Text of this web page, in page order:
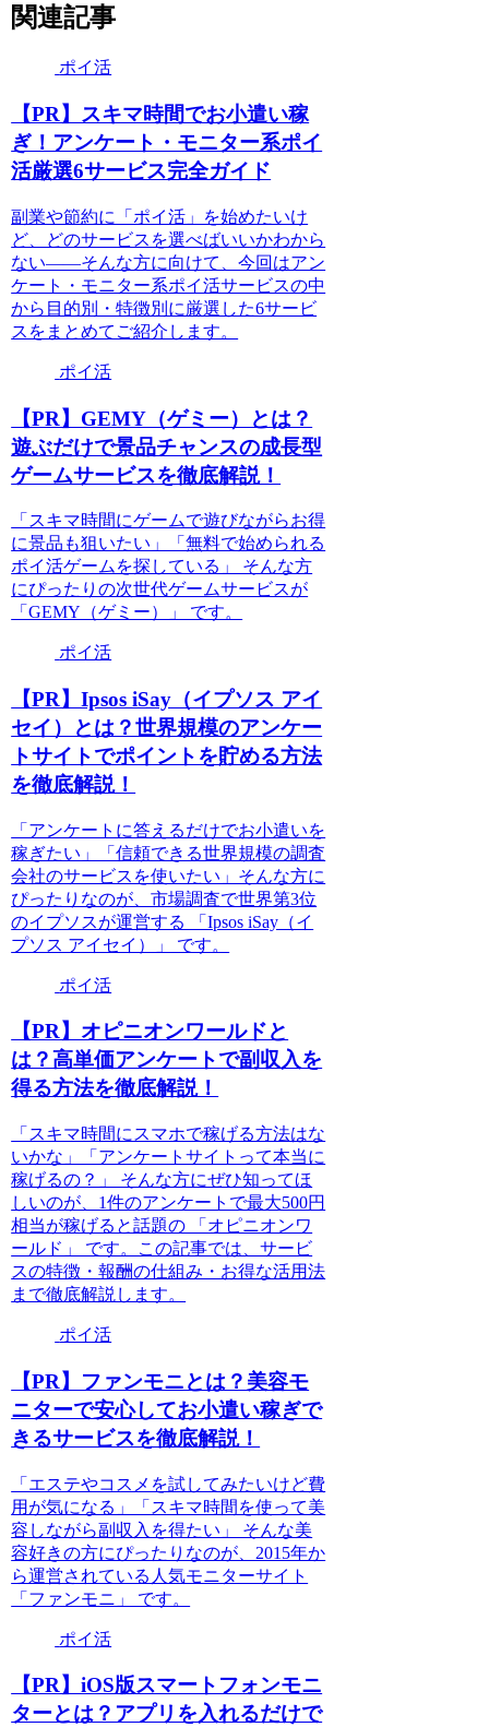
関連記事
ポイ活
【PR】スキマ時間でお小遣い稼
ぎ！アンケート・モニター系ポイ
活厳選6サービス完全ガイド
副業や節約に「ポイ活」を始めたいけ
ど、どのサービスを選べばいいかわから
ない——そんな方に向けて、今回はアン
ケート・モニター系ポイ活サービスの中
から目的別・特徴別に厳選した6サービ
スをまとめてご紹介します。
ポイ活
【PR】GEMY（ゲミー）とは？
遊ぶだけで景品チャンスの成長型
ゲームサービスを徹底解説！
「スキマ時間にゲームで遊びながらお得
に景品も狙いたい」「無料で始められる
ポイ活ゲームを探している」 そんな方
にぴったりの次世代ゲームサービスが
「GEMY（ゲミー）」 です。
ポイ活
【PR】Ipsos iSay（イプソス アイ
セイ）とは？世界規模のアンケー
トサイトでポイントを貯める方法
を徹底解説！
「アンケートに答えるだけでお小遣いを
稼ぎたい」「信頼できる世界規模の調査
会社のサービスを使いたい」そんな方に
ぴったりなのが、市場調査で世界第3位
のイプソスが運営する 「Ipsos iSay（イ
プソス アイセイ）」 です。
ポイ活
【PR】オピニオンワールドと
は？高単価アンケートで副収入を
得る方法を徹底解説！
「スキマ時間にスマホで稼げる方法はな
いかな」「アンケートサイトって本当に
稼げるの？」 そんな方にぜひ知ってほ
しいのが、1件のアンケートで最大500円
相当が稼げると話題の 「オピニオンワ
ールド」 です。この記事では、サービ
スの特徴・報酬の仕組み・お得な活用法
まで徹底解説します。
ポイ活
【PR】ファンモニとは？美容モ
ニターで安心してお小遣い稼ぎで
きるサービスを徹底解説！
「エステやコスメを試してみたいけど費
用が気になる」「スキマ時間を使って美
容しながら副収入を得たい」 そんな美
容好きの方にぴったりなのが、2015年か
ら運営されている人気モニターサイト
「ファンモニ」 です。
ポイ活
【PR】iOS版スマートフォンモニ
ターとは？アプリを入れるだけで